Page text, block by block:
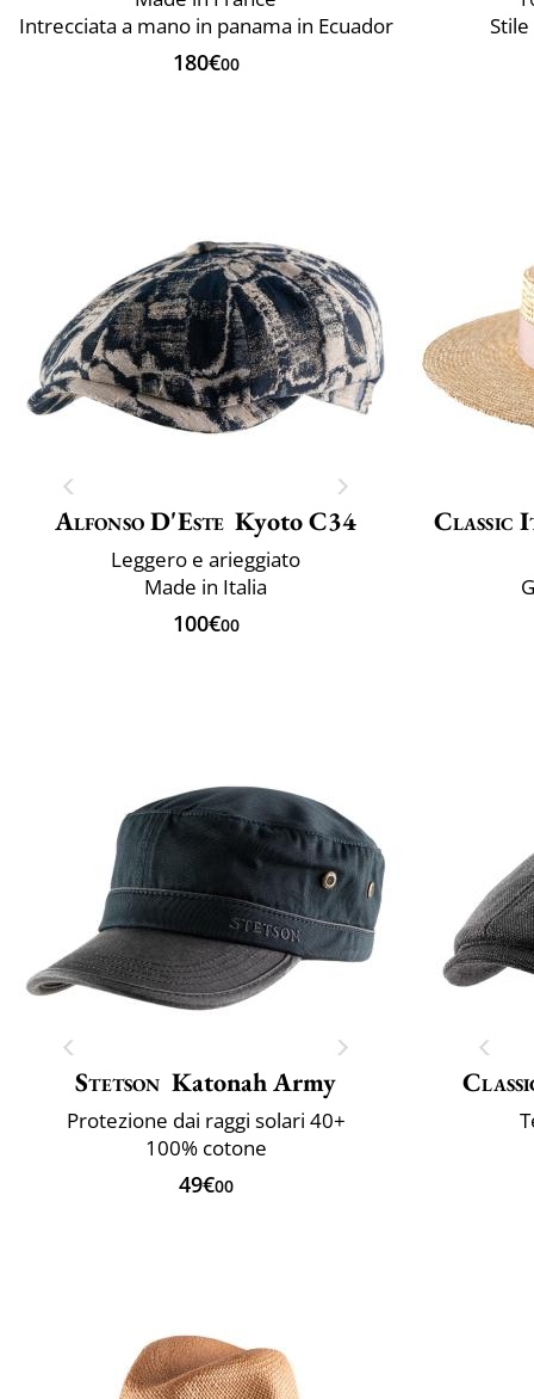
Intrecciata a mano in panama in Ecuador
180€00
Alfonso D'Este Kyoto C34
Leggero e arieggiato
Made in Italia
100€00
Classic
Stetson Katonah Army
Protezione dai raggi solari 40+
100% cotone
49€00